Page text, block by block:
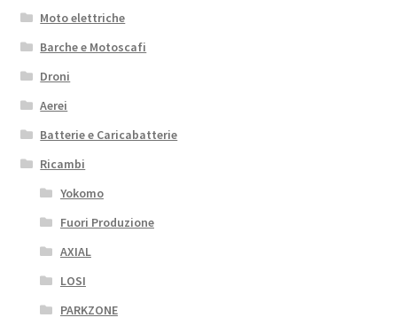
Moto elettriche
Barche e Motoscafi
Droni
Aerei
Batterie e Caricabatterie
Ricambi
Yokomo
Fuori Produzione
AXIAL
LOSI
PARKZONE